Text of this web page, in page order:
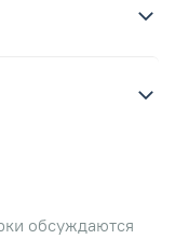
обсуждаются